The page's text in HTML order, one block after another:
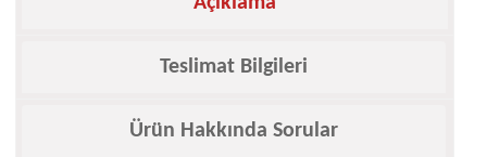
Teslimat Bilgileri
Ürün Hakkında Sorular